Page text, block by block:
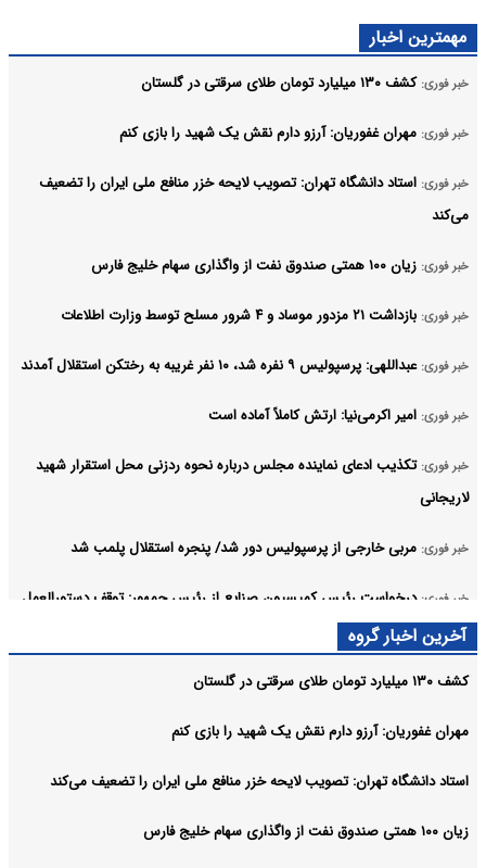
مهمترین اخبار
خبر فوری: کشف ۱۳۰ میلیارد تومان طلای سرقتی در گلستان
خبر فوری: مهران غفوریان: آرزو دارم نقش یک شهید را بازی کنم
خبر فوری: استاد دانشگاه تهران: تصویب لایحه خزر منافع ملی ایران را تضعیف
می‌کند
خبر فوری: زیان ۱۰۰ همتی صندوق نفت از واگذاری سهام خلیج فارس
خبر فوری: بازداشت ۲۱ مزدور موساد و ۴ شرور مسلح توسط وزارت اطلاعات
خبر فوری: عبداللهی: پرسپولیس ۹ نفره شد، ۱۰ نفر غریبه به رختکن استقلال آمدند
خبر فوری: امیر اکرمی‌نیا: ارتش کاملاً آماده است
خبر فوری: تکذیب ادعای نماینده مجلس درباره نحوه ردزنی محل استقرار شهید
لاریجانی
خبر فوری: مربی خارجی از پرسپولیس دور شد/ پنجره استقلال پلمب شد
خبر فوری: درخواست رئیس کمیسیون صنایع از رئیس جمهور: توقف دستورالعمل
احراز صلاحیت مدیران عامل
آرشیو
آخرین اخبار گروه
کشف ۱۳۰ میلیارد تومان طلای سرقتی در گلستان
مهران غفوریان: آرزو دارم نقش یک شهید را بازی کنم
استاد دانشگاه تهران: تصویب لایحه خزر منافع ملی ایران را تضعیف می‌کند
زیان ۱۰۰ همتی صندوق نفت از واگذاری سهام خلیج فارس